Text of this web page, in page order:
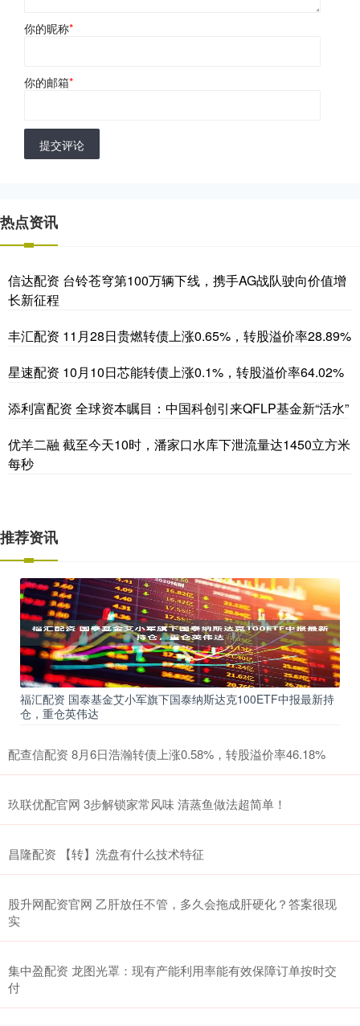
你的昵称*
你的邮箱*
提交评论
热点资讯
信达配资 台铃苍穹第100万辆下线，携手AG战队驶向价值增
长新征程
丰汇配资 11月28日贵燃转债上涨0.65%，转股溢价率28.89%
星速配资 10月10日芯能转债上涨0.1%，转股溢价率64.02%
添利富配资 全球资本瞩目：中国科创引来QFLP基金新“活水”
优羊二融 截至今天10时，潘家口水库下泄流量达1450立方米
每秒
推荐资讯
福汇配资 国泰基金艾小军旗下国泰纳斯达克100ETF中报最新持
仓，重仓英伟达
配查信配资 8月6日浩瀚转债上涨0.58%，转股溢价率46.18%
玖联优配官网 3步解锁家常风味 清蒸鱼做法超简单！
昌隆配资 【转】洗盘有什么技术特征
股升网配资官网 乙肝放任不管，多久会拖成肝硬化？答案很现
实
集中盈配资 龙图光罩：现有产能利用率能有效保障订单按时交
付